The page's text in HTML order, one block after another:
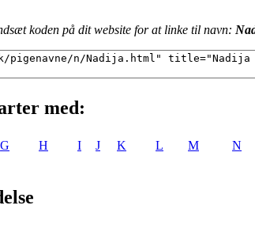
koden på dit website for at linke til navn:
med:
G H I J K L M N